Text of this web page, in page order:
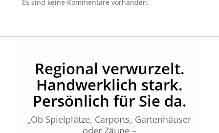
Es sind keine Kommentare vorhanden.
Regional verwurzelt.
Handwerklich stark.
Persönlich für Sie da.
„Ob Spielplätze, Carports, Gartenhäuser